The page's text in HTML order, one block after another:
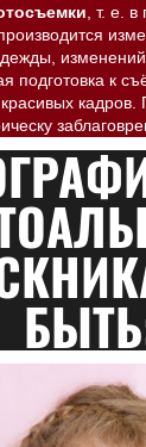
, т. е.
изменений
подготовка к